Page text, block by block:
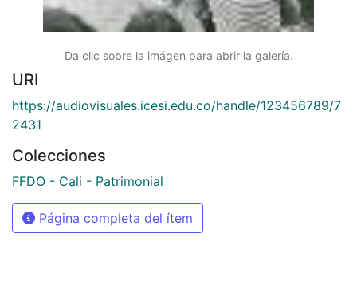
Da clic sobre la imágen para abrir la galería.
URI
https://audiovisuales.icesi.edu.co/handle/123456789/7
2431
Colecciones
FFDO - Cali - Patrimonial
Página completa del ítem